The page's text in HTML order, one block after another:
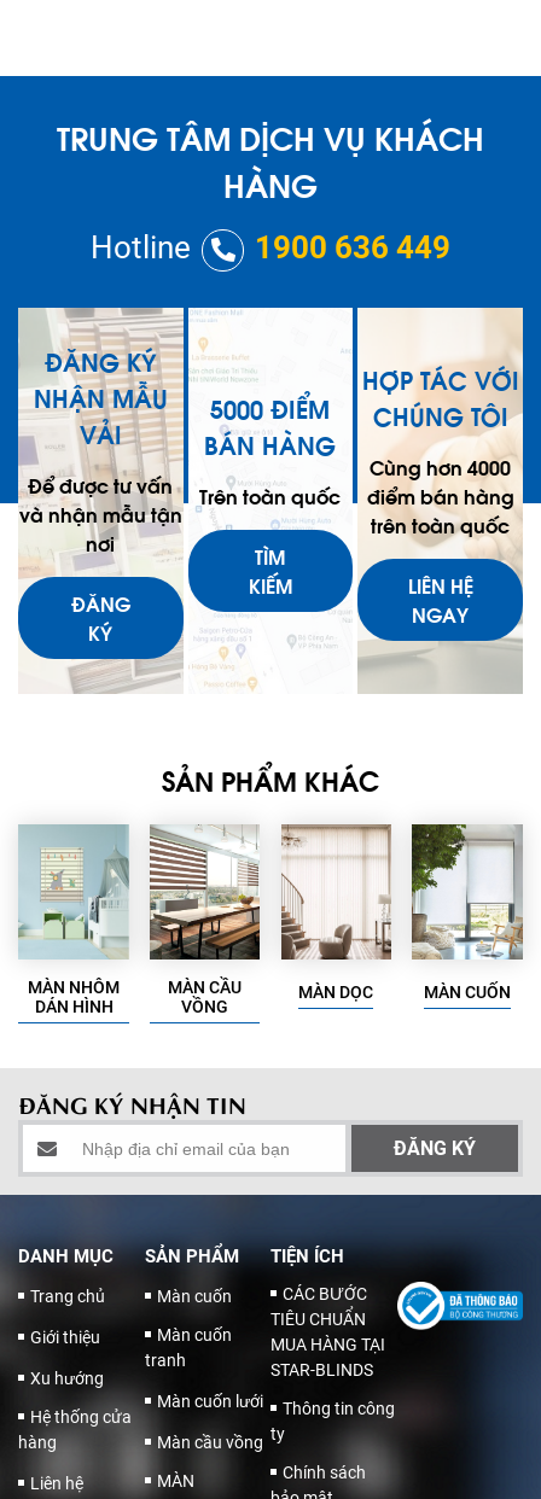
TRUNG TÂM DỊCH VỤ KHÁCH
HÀNG
Hotline 1900 636 449
ĐĂNG KÝ
NHẬN MẪU
VẢI
Để được tư vấn
và nhận mẫu tận
nơi
ĐĂNG
KÝ
5000 ĐIỂM
BÁN HÀNG
Trên toàn quốc
TÌM
KIẾM
HỢP TÁC VỚI
CHÚNG TÔI
Cùng hơn 4000
điểm bán hàng
trên toàn quốc
LIÊN HỆ
NGAY
SẢN PHẨM KHÁC
MÀN NHÔM
DÁN HÌNH
MÀN CẦU
VỒNG
MÀN DỌC MÀN CUỐN
ĐĂNG KÝ NHẬN TIN
DANH MỤC
Trang chủ
Giới thiệu
Xu hướng
Hệ thống cửa
hàng
Liên hệ
SẢN PHẨM
Màn cuốn
Màn cuốn
tranh
Màn cuốn lưới
Màn cầu vồng
MÀN
TIỆN ÍCH
CÁC BƯỚC
TIÊU CHUẨN
MUA HÀNG TẠI
STAR-BLINDS
Thông tin công
ty
Chính sách